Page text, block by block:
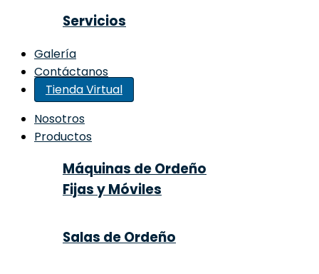
Servicios
Galería
Contáctanos
Tienda Virtual
Nosotros
Productos
Máquinas de Ordeño
Fijas y Móviles
Salas de Ordeño